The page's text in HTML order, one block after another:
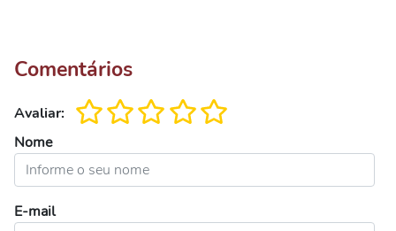
Comentários
Avaliar:
Nome
E-mail